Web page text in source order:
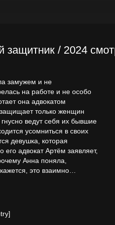
/ 2024
замужем и не
на работе и не особо
она адвокатом
только женщин
ведут себя их бывшие
усомниться в своих
девушка, которая
его адвокат Артём заявляет,
Анна поняла,
это взаимно…